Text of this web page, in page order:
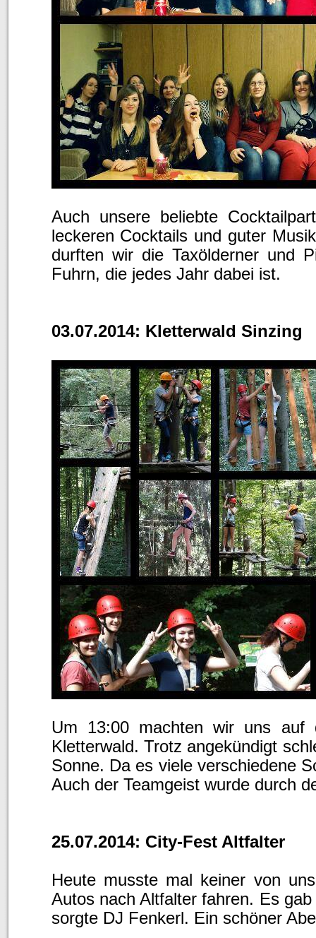
Auch unsere beliebte
leckeren Cocktails und guter
durften wir die Taxölderner und
Fuhrn, die jedes Jahr dabei ist.
03.07.2014: Kletterwald Sinzing
Um 13:00 machten wir uns auf
Kletterwald. Trotz angekündigt
Sonne. Da es viele verschiedene
Auch der Teamgeist wurde durch
25.07.2014: City-Fest Altfalter
Heute musste mal keiner von
Autos nach Altfalter fahren. Es
sorgte DJ Fenkerl. Ein schöner